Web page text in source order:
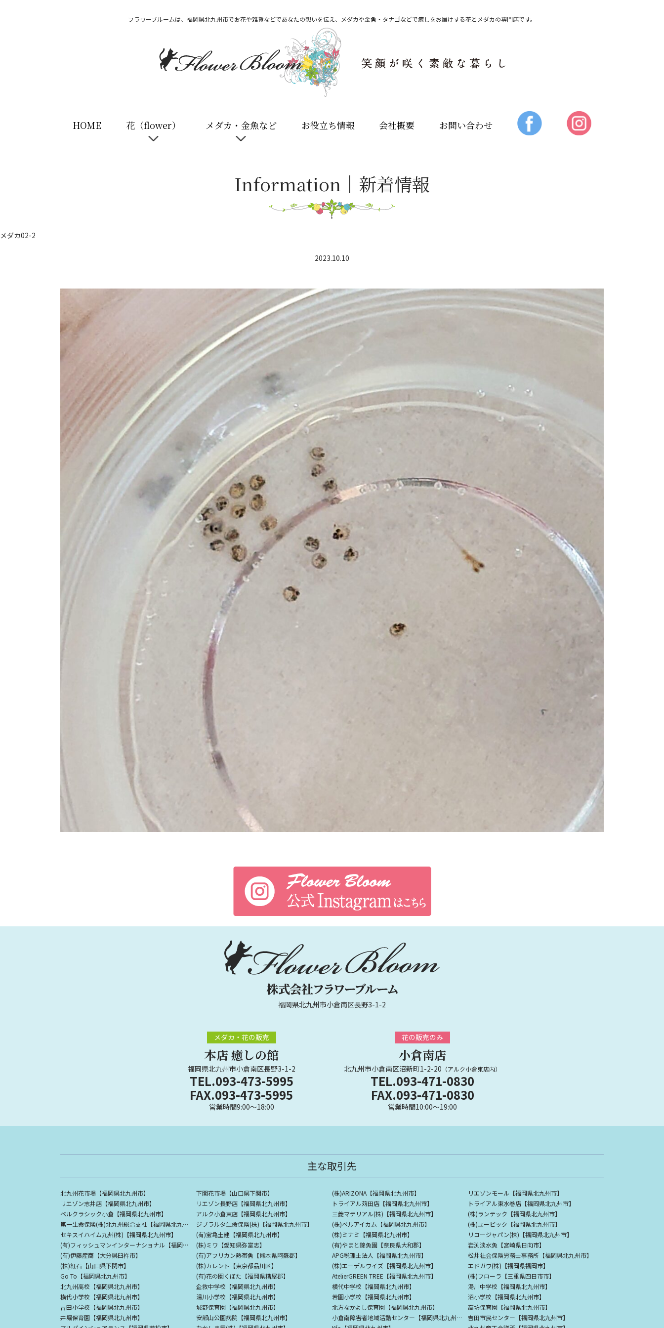
フラワーブルームは、福岡県北九州市でお花や雑貨などであなたの想いを伝え、メダカや金魚・タナゴなどで癒しをお届けする花とメダカの専門店です。
HOME 花（flower） メダカ・金魚など お役立ち情報 会社概要 お問い合わせ
Information｜新着情報
メダカ02-2
2023.10.10
福岡県北九州市小倉南区長野3-1-2
メダカ・花の販売
本店 癒しの館
福岡県北九州市小倉南区長野3-1-2
TEL.093-473-5995
FAX.093-473-5995
営業時間9:00～18:00
花の販売のみ
小倉南店
北九州市小倉南区沼新町1-2-20 （アルク小倉東店内）
TEL.093-471-0830
FAX.093-471-0830
営業時間10:00～19:00
主な取引先
北九州花市場【福岡県北九州市】 下関花市場【山口県下関市】 (株)ARIZONA【福岡県北九州市】
リエゾンモール【福岡県北九州市】
リエゾン志井店【福岡県北九州市】
リエゾン長野店【福岡県北九州市】 トライアル苅田店【福岡県北九州市】
トライアル東水巻店【福岡県北九州市】
ベルクラシック小倉【福岡県北九州市】
アルク小倉東店【福岡県北九州市】 三菱マテリアル(株)【福岡県北九州市】
(株)ランテック【福岡県北九州市】
第一生命保険(株)北九州総合支社【福岡県北九州市】
ジブラルタ生命保険(株)【福岡県北九州市】 (株)ベルアイカム【福岡県北九州市】
(株)ユービック【福岡県北九州市】
セキスイハイム九州(株)【福岡県北九州市】
(有)宝亀土建【福岡県北九州市】 (株)ミナミ【福岡県北九州市】
リコージャパン(株)【福岡県北九州市】
(有)フィッシュマンインターナショナル【福岡県北九州市】
(株)ミワ【愛知県弥富志】 (有)やまと錦魚園【奈良県大和郡】
岩渕淡水魚【宮崎県日向市】
(有)伊藤産商【大分県臼杵市】
(有)アフリカン熱帯魚【熊本県阿蘇郡】 APG税理士法人【福岡県北九州市】
松井社会保険労務士事務所【福岡県北九州市】
(株)紅石【山口県下関市】
(株)カレント【東京都品川区】 (株)エーデルワイズ【福岡県北九州市】
エドガワ(株)【福岡県福岡市】
Go To【福岡県北九州市】
(有)花の園くぼた【福岡県糟屋郡】 AtelierGREEN TREE【福岡県北九州市】
(株)フローラ【三重県四日市市】
北九州高校【福岡県北九州市】
企救中学校【福岡県北九州市】 横代中学校【福岡県北九州市】
湯川中学校【福岡県北九州市】
横代小学校【福岡県北九州市】
湯川小学校【福岡県北九州市】 若園小学校【福岡県北九州市】
沼小学校【福岡県北九州市】
吉田小学校【福岡県北九州市】
城野保育園【福岡県北九州市】 北方なかよし保育園【福岡県北九州市】
高坊保育園【福岡県北九州市】
井堀保育園【福岡県北九州市】
安部山公園病院【福岡県北九州市】 小倉南障害者地域活動センター【福岡県北九州市】
吉田市民センター【福岡県北九州市】